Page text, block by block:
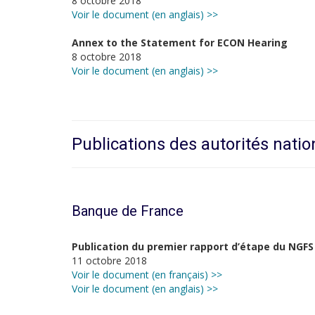
Voir le document (en anglais) >>
Annex to the Statement for ECON Hearing
8 octobre 2018
Voir le document (en anglais) >>
Publications des autorités
Banque de France
Publication du premier rapport d’étape du NGFS
11 octobre 2018
Voir le document (en français) >>
Voir le document (en anglais) >>